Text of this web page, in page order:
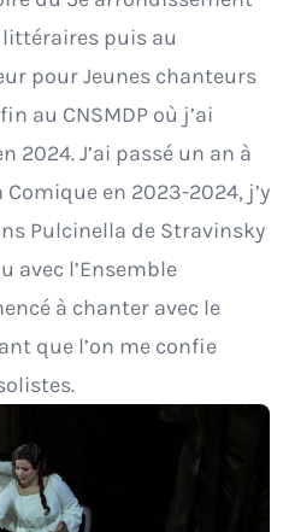
littéraires puis au
pour Jeunes chanteurs
au CNSMDP où j’ai
2024. J’ai passé un an à
Comique en 2023-2024, j’y
Pulcinella de Stravinsky
avec l’Ensemble
à chanter avec le
que l’on me confie